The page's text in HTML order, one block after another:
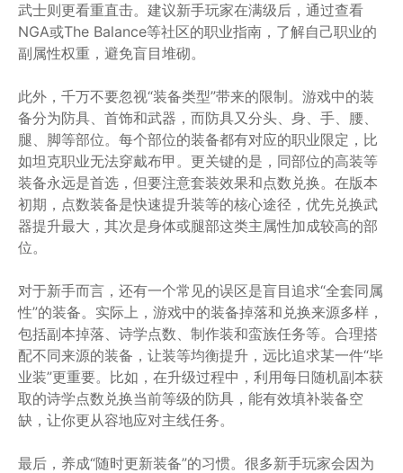
武士则更看重直击。建议新手玩家在满级后，通过查看
NGA或The Balance等社区的职业指南，了解自己职业的
副属性权重，避免盲目堆砌。
此外，千万不要忽视“装备类型”带来的限制。游戏中的装
备分为防具、首饰和武器，而防具又分头、身、手、腰、
腿、脚等部位。每个部位的装备都有对应的职业限定，比
如坦克职业无法穿戴布甲。更关键的是，同部位的高装等
装备永远是首选，但要注意套装效果和点数兑换。在版本
初期，点数装备是快速提升装等的核心途径，优先兑换武
器提升最大，其次是身体或腿部这类主属性加成较高的部
位。
对于新手而言，还有一个常见的误区是盲目追求“全套同属
性”的装备。实际上，游戏中的装备掉落和兑换来源多样，
包括副本掉落、诗学点数、制作装和蛮族任务等。合理搭
配不同来源的装备，让装等均衡提升，远比追求某一件“毕
业装”更重要。比如，在升级过程中，利用每日随机副本获
取的诗学点数兑换当前等级的防具，能有效填补装备空
缺，让你更从容地应对主线任务。
最后，养成“随时更新装备”的习惯。很多新手玩家会因为